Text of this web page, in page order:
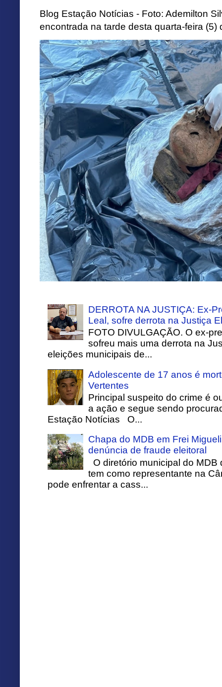
Blog Estação Notícias - Foto: Ademilton
encontrada na tarde desta quarta-feira (5)
DERROTA NA JUSTIÇA: Ex-
Leal, sofre derrota na Justiça
FOTO DIVULGAÇÃO. O ex-
sofreu mais uma derrota na
eleições municipais de...
Adolescente de 17 anos é
Vertentes
Principal suspeito do crime é
a ação e segue sendo
Estação Notícias O...
Chapa do MDB em Frei
denúncia de fraude eleitoral
O diretório municipal do
tem como representante na
pode enfrentar a cass...